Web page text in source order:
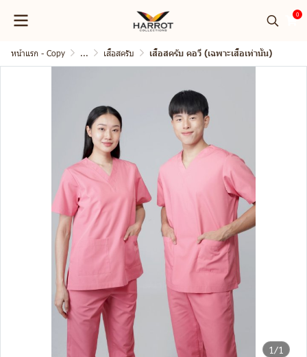
0
หน้าแรก - Copy ... เสื้อสครับ เสื้อสครับ คอวี (เฉพาะเสื้อเท่านั้น)
1/1